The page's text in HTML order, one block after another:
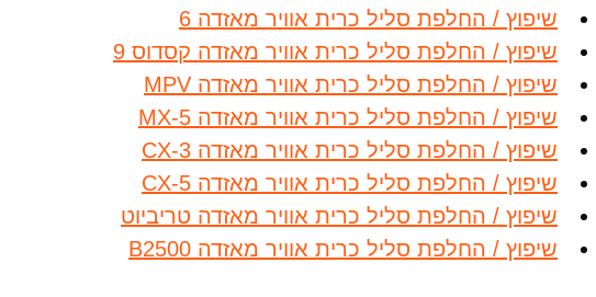
שיפוץ / החלפת סליל כרית אוויר מאזדה 6
שיפוץ / החלפת סליל כרית אוויר מאזדה קסדוס 9
שיפוץ / החלפת סליל כרית אוויר מאזדה MPV
שיפוץ / החלפת סליל כרית אוויר מאזדה MX-5
שיפוץ / החלפת סליל כרית אוויר מאזדה CX-3
שיפוץ / החלפת סליל כרית אוויר מאזדה CX-5
שיפוץ / החלפת סליל כרית אוויר מאזדה טריביוט
שיפוץ / החלפת סליל כרית אוויר מאזדה B2500